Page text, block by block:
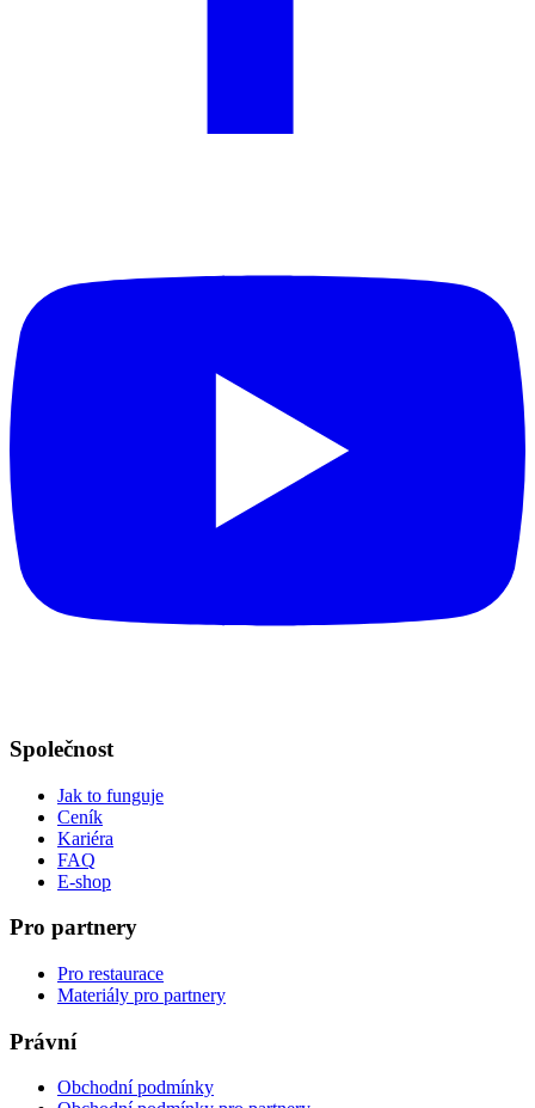
Společnost
Jak to funguje
Ceník
Kariéra
FAQ
E-shop
Pro partnery
Pro restaurace
Materiály pro partnery
Právní
Obchodní podmínky